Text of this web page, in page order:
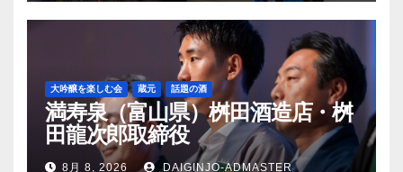
大吟醸を楽しむ会 蔵元 話題の酒
満寿泉（富山県）桝田酒造店・桝
田龍次郎取締役
8月 8, 2026 DAIGINJO-ADMASTER